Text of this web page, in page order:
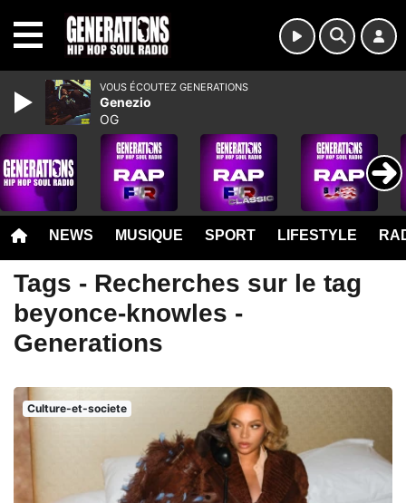
NEWS MUSIQUE SPORT LIFESTYLE
Tags - Recherches sur le tag
beyonce-knowles -
Generations
Culture-et-societe
VOUS ÉCOUTEZ GENERATIONS
Genezio
OG